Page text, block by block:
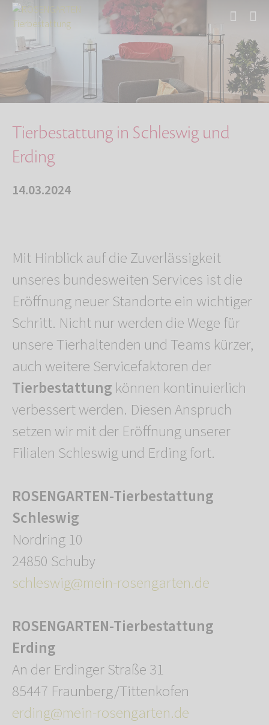
Start Über uns
Aktuelles
Tierbestattung in Schleswig und Erding
Tierbestattung in Schleswig und
Erding
14.03.2024
Mit Hinblick auf die Zuverlässigkeit
unseres bundesweiten Services ist die
Eröffnung neuer Standorte ein wichtiger
Schritt. Nicht nur werden die Wege für
unsere Tierhaltenden und Teams kürzer,
auch weitere Servicefaktoren der
Tierbestattung können kontinuierlich
verbessert werden. Diesen Anspruch
setzen wir mit der Eröffnung unserer
Filialen Schleswig und Erding fort.
ROSENGARTEN-Tierbestattung
Schleswig
Nordring 10
24850 Schuby
schleswig@mein-rosengarten.de
ROSENGARTEN-Tierbestattung
Erding
An der Erdinger Straße 31
85447 Fraunberg/Tittenkofen
erding@mein-rosengarten.de